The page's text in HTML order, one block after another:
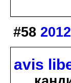
#58
avis